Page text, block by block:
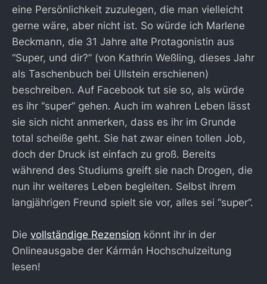
eine Persönlichkeit zuzulegen, die man vielleicht
gerne wäre, aber nicht ist. So würde ich Marlene
Beckmann, die 31 Jahre alte Protagonistin aus
“Super, und dir?” (von Kathrin Weßling, dieses Jahr
als Taschenbuch bei Ullstein erschienen)
beschreiben. Auf Facebook tut sie so, als würde
es ihr “super” gehen. Auch im wahren Leben lässt
sie sich nicht anmerken, dass es ihr im Grunde
total scheiße geht. Sie hat zwar einen tollen Job,
doch der Druck ist einfach zu groß. Bereits
während des Studiums greift sie nach Drogen, die
nun ihr weiteres Leben begleiten. Selbst ihrem
langjährigen Freund spielt sie vor, alles sei “super”.
Die vollständige Rezension könnt ihr in der
Onlineausgabe der Kármán Hochschulzeitung
lesen!